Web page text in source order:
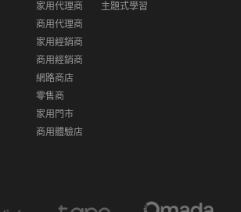
家用代理商
商用代理商
家用經銷商
商用經銷商
網路商店
零售商
家用門市
商用體驗店
主題式學習